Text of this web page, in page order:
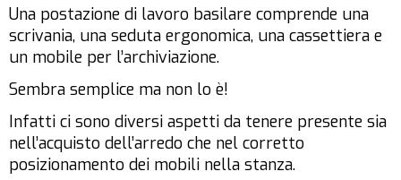
Una postazione di lavoro basilare comprende una
scrivania, una seduta ergonomica, una cassettiera e
un mobile per l’archiviazione.
Sembra semplice ma non lo è!
Infatti ci sono diversi aspetti da tenere presente sia
nell’acquisto dell’arredo che nel corretto
posizionamento dei mobili nella stanza.